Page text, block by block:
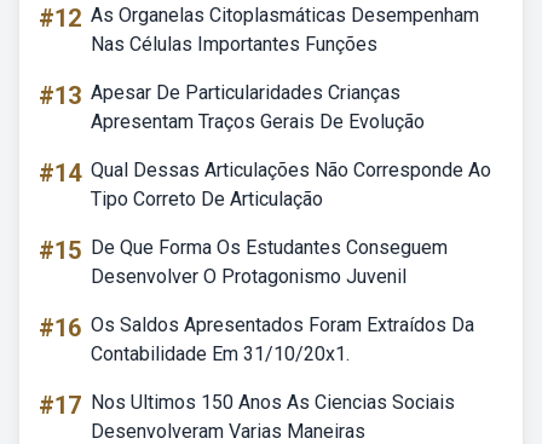
#12 As Organelas Citoplasmáticas Desempenham
Nas Células Importantes Funções
#13 Apesar De Particularidades Crianças
Apresentam Traços Gerais De Evolução
#14 Qual Dessas Articulações Não Corresponde Ao
Tipo Correto De Articulação
#15 De Que Forma Os Estudantes Conseguem
Desenvolver O Protagonismo Juvenil
#16 Os Saldos Apresentados Foram Extraídos Da
Contabilidade Em 31/10/20x1.
#17 Nos Ultimos 150 Anos As Ciencias Sociais
Desenvolveram Varias Maneiras